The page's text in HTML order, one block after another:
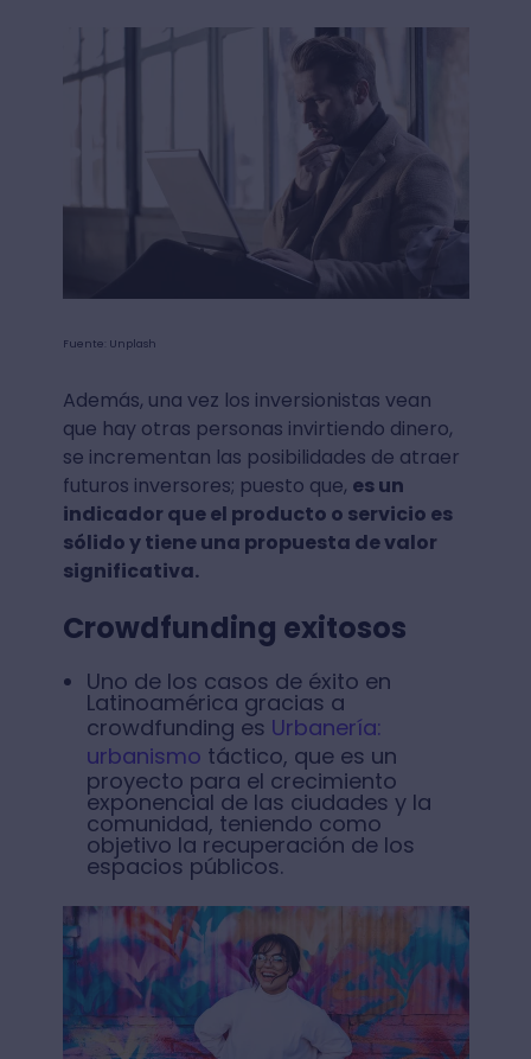
Fuente: Unplash
Además, una vez los inversionistas vean
que hay otras personas invirtiendo dinero,
se incrementan las posibilidades de atraer
futuros inversores; puesto que, es un
indicador que el producto o servicio es
sólido y tiene una propuesta de valor
significativa.
Crowdfunding exitosos
Uno de los casos de éxito en
Latinoamérica gracias a
crowdfunding es Urbanería:
urbanismo táctico, que es un
proyecto para el crecimiento
exponencial de las ciudades y la
comunidad, teniendo como
objetivo la recuperación de los
espacios públicos.